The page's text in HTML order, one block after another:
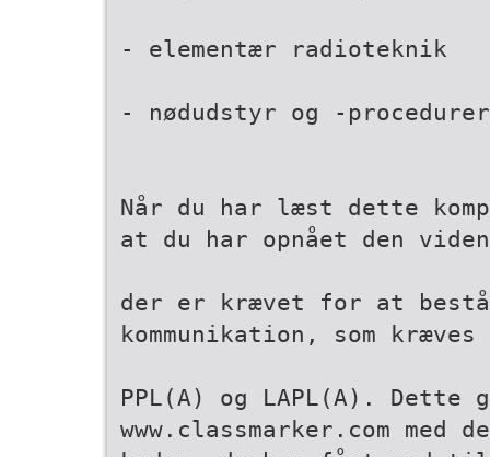
- elementær radioteknik
- nødudstyr og -procedurer
Når du har læst dette
at du har opnået den
der er krævet for at
kommunikation, som
PPL(A) og LAPL(A).
www.classmarker.com med de